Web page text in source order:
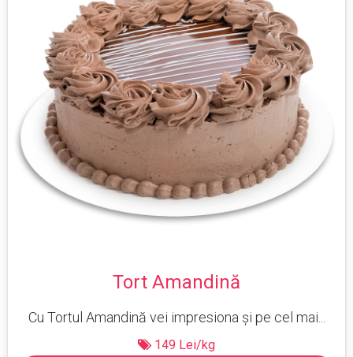
Tort Amandină
Cu Tortul Amandină vei impresiona și pe cel mai...
149 Lei/kg